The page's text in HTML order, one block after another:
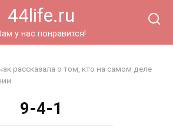
44life.ru
у нас понравится!
рассказала о том, кто на самом деле
9-4-1